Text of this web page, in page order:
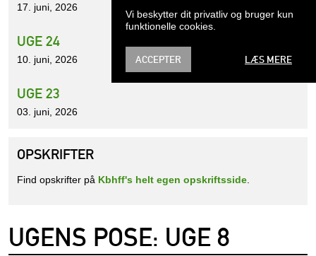
Vi beskytter dit privatliv og bruger kun
funktionelle cookies.
ACCEPTER LÆS MERE
UGENS POSE: UGE 8
17. juni, 2026
UGE 24
10. juni, 2026
UGE 23
03. juni, 2026
OPSKRIFTER
Find opskrifter på Kbhff's helt egen opskriftsside